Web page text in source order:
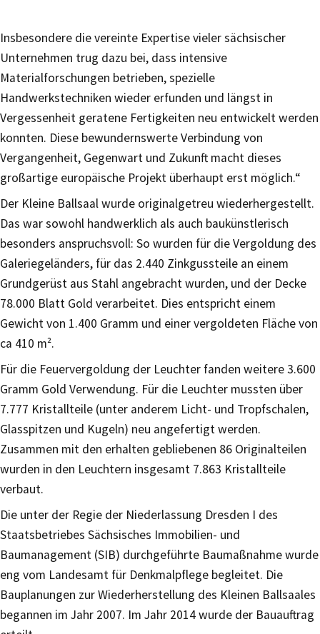
Insbesondere die vereinte Expertise vieler sächsischer
Unternehmen trug dazu bei, dass intensive
Materialforschungen betrieben, spezielle
Handwerkstechniken wieder erfunden und längst in
Vergessenheit geratene Fertigkeiten neu entwickelt werden
konnten. Diese bewundernswerte Verbindung von
Vergangenheit, Gegenwart und Zukunft macht dieses
großartige europäische Projekt überhaupt erst möglich.“
Der Kleine Ballsaal wurde originalgetreu wiederhergestellt.
Das war sowohl handwerklich als auch baukünstlerisch
besonders anspruchsvoll: So wurden für die Vergoldung des
Galeriegeländers, für das 2.440 Zinkgussteile an einem
Grundgerüst aus Stahl angebracht wurden, und der Decke
78.000 Blatt Gold verarbeitet. Dies entspricht einem
Gewicht von 1.400 Gramm und einer vergoldeten Fläche von
ca 410 m².
Für die Feuervergoldung der Leuchter fanden weitere 3.600
Gramm Gold Verwendung. Für die Leuchter mussten über
7.777 Kristallteile (unter anderem Licht- und Tropfschalen,
Glasspitzen und Kugeln) neu angefertigt werden.
Zusammen mit den erhalten gebliebenen 86 Originalteilen
wurden in den Leuchtern insgesamt 7.863 Kristallteile
verbaut.
Die unter der Regie der Niederlassung Dresden I des
Staatsbetriebes Sächsisches Immobilien- und
Baumanagement (SIB) durchgeführte Baumaßnahme wurde
eng vom Landesamt für Denkmalpflege begleitet. Die
Bauplanungen zur Wiederherstellung des Kleinen Ballsaales
begannen im Jahr 2007. Im Jahr 2014 wurde der Bauauftrag